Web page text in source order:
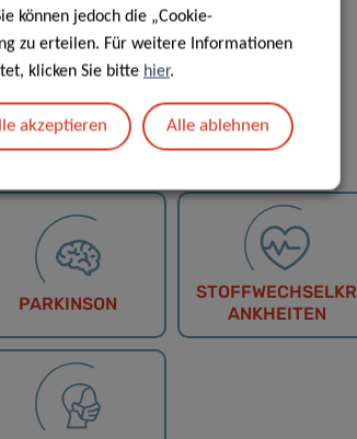
PARKINSON
STOFFWECHSELKR
ANKHEITEN
können jedoch die „Cookie-
zu erteilen. Für weitere Informationen
klicken Sie bitte hier.
akzeptieren Alle ablehnen